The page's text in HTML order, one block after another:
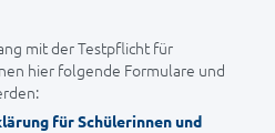
mit der Testpflicht für
hier folgende Formulare und
für Schülerinnen und